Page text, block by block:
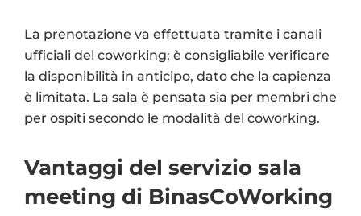
La prenotazione va effettuata tramite i canali
ufficiali del coworking; è consigliabile verificare
la disponibilità in anticipo, dato che la capienza
è limitata. La sala è pensata sia per membri che
per ospiti secondo le modalità del coworking.
Vantaggi del servizio sala
meeting di BinasCoWorking